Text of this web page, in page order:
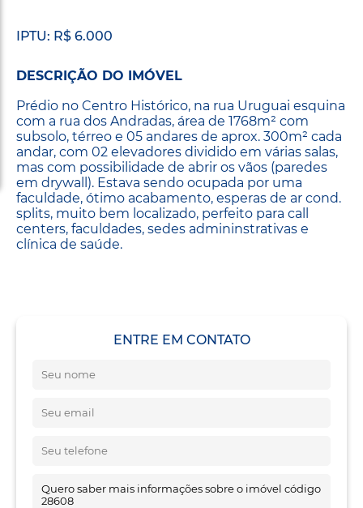
IPTU: R$ 6.000
DESCRIÇÃO DO IMÓVEL
Prédio no Centro Histórico, na rua Uruguai esquina
com a rua dos Andradas, área de 1768m² com
subsolo, térreo e 05 andares de aprox. 300m² cada
andar, com 02 elevadores dividido em várias salas,
mas com possibilidade de abrir os vãos (paredes
em drywall). Estava sendo ocupada por uma
faculdade, ótimo acabamento, esperas de ar cond.
splits, muito bem localizado, perfeito para call
centers, faculdades, sedes admininstrativas e
clínica de saúde.
ENTRE EM CONTATO